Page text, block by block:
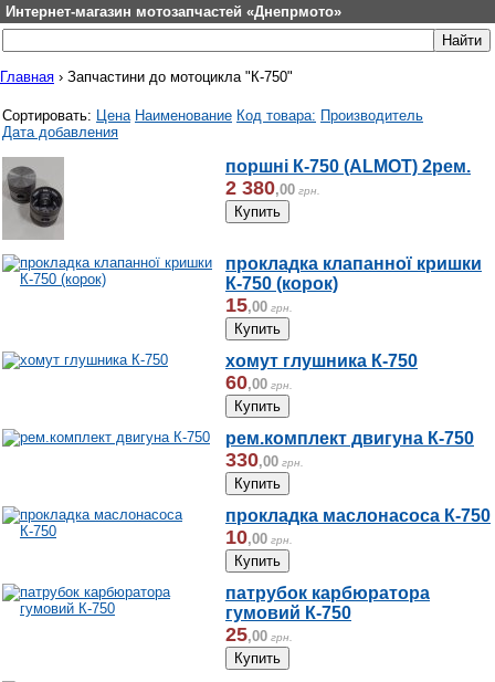
Интернет-магазин мотозапчастей «Днепрмото»
Главная › Запчастини до мотоцикла "К-750"
Сортировать: Цена Наименование Код товара: Производитель
Дата добавления
поршні К-750 (ALMOT) 2рем.
2 380,00 грн.
прокладка клапанної кришки
К-750 (корок)
15,00 грн.
хомут глушника К-750
60,00 грн.
рем.комплект двигуна К-750
330,00 грн.
прокладка маслонасоса К-750
10,00 грн.
патрубок карбюратора
гумовий К-750
25,00 грн.